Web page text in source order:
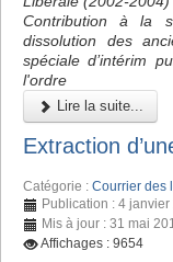
Contribution à la
dissolution des
spéciale d’intérim
l'ordre
Lire la suite...
Extraction
Catégorie : Courrier des
Publication : 4 janvier
Mis à jour : 31 mai
Affichages : 9654